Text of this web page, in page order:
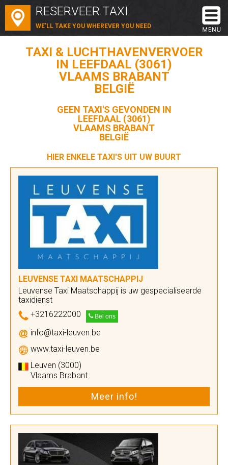
RESERVEER.TAXI
WE'LL TAKE YOU WHEREVER YOU NEED
TAXI & LUCHTHAVENVERVOER
IN LEEFDAAL (3061)
VLAAMS BRABANT
BELGIË
GEEN TAXI'S GEVONDEN IN
LEEFDAAL (3061)
VLAAMS BRABANT
BELGIË
HIER ENKELE TAXI'S UIT UW BUURT
LEUVENSE TAXI MAATSCHAPPIJ
Leuvense Taxi Maatschappij is uw gespecialiseerde
taxidienst
+3216222000
Bel ons
info@taxi-leuven.be
www.taxi-leuven.be
Leuven (3000)
Vlaams Brabant
Meer info!